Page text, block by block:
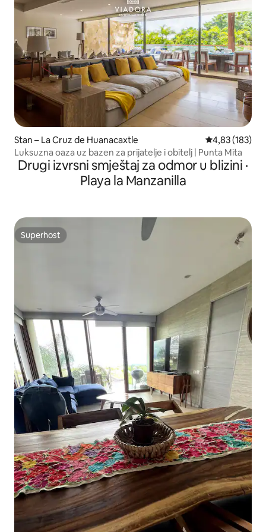
Stan – La Cruz de Huanacaxtle Prosječna
4,83 (183)
Luksuzna oaza uz bazen za prijatelje i obitelj | Punta Mita
Drugi izvrsni smještaj za odmor u blizini ·
Playa la Manzanilla
Superhost
Superhost